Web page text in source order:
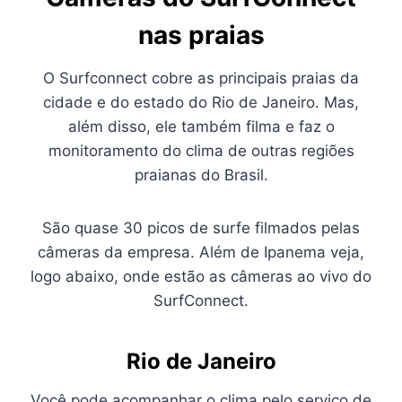
nas praias
O Surfconnect cobre as principais praias da
cidade e do estado do Rio de Janeiro. Mas,
além disso, ele também filma e faz o
monitoramento do clima de outras regiões
praianas do Brasil.
São quase 30 picos de surfe filmados pelas
câmeras da empresa. Além de Ipanema veja,
logo abaixo, onde estão as câmeras ao vivo do
SurfConnect.
Rio de Janeiro